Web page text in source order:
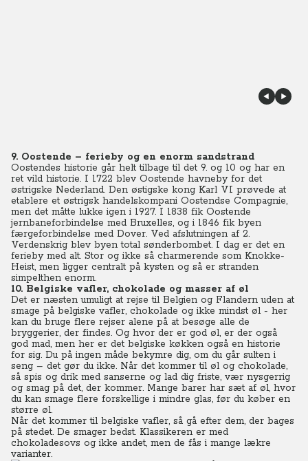
9. Oostende – ferieby og en enorm sandstrand
Oostendes historie går helt tilbage til det 9. og 10 og har en
ret vild historie. I 1722 blev Oostende havneby for det
østrigske Nederland. Den østigske kong Karl VI prøvede at
etablere et østrigsk handelskompani Oostendse Compagnie,
men det måtte lukke igen i 1927. I 1838 fik Oostende
jernbaneforbindelse med Bruxelles, og i 1846 fik byen
færgeforbindelse med Dover. Ved afslutningen af 2.
Verdenskrig blev byen total sønderbombet. I dag er det en
ferieby med alt. Stor og ikke så charmerende som Knokke-
Heist, men ligger centralt på kysten og så er stranden
simpelthen enorm.
10. Belgiske vafler, chokolade og masser af øl
Det er næsten umuligt at rejse til Belgien og Flandern uden at
smage på belgiske vafler, chokolade og ikke mindst øl - her
kan du bruge flere rejser alene på at besøge alle de
bryggerier, der findes. Og hvor der er god øl, er der også
god mad, men her er det belgiske køkken også en historie
for sig. Du på ingen måde bekymre dig, om du går sulten i
seng – det gør du ikke. Når det kommer til øl og chokolade,
så spis og drik med sanserne og lad dig friste, vær nysgerrig
og smag på det, der kommer. Mange barer har sæt af øl, hvor
du kan smage flere forskellige i mindre glas, før du køber en
større øl.
Når det kommer til belgiske vafler, så gå efter dem, der bages
på stedet. De smager bedst. Klassikeren er med
chokoladesovs og ikke andet, men de fås i mange lækre
varianter.